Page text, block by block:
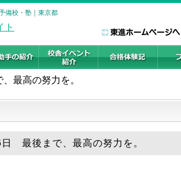
備校・塾｜東京都
最高の努力を。
最後まで、最高の努力を。